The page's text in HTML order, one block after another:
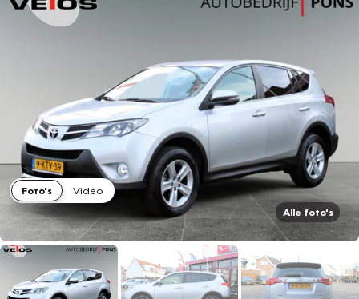
Foto's
Video
Alle foto's